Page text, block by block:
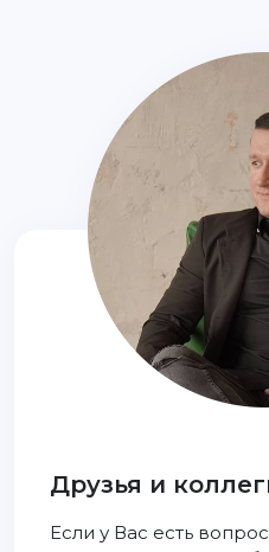
Друзья и
Если у Вас есть